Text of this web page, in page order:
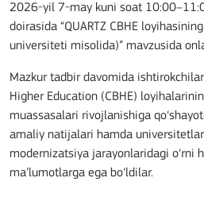
2026-yil 7-may kuni soat
doirasida “QUARTZ CBHE
universiteti misolida)” mavzusida
Mazkur tadbir davomida
Higher Education (CBHE)
muassasalari rivojlanishiga
amaliy natijalari hamda
modernizatsiya jarayonlaridagi o‘rni
ma’lumotlarga ega bo‘ldilar.